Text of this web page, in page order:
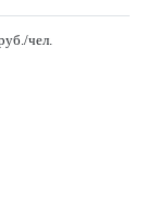
чел.